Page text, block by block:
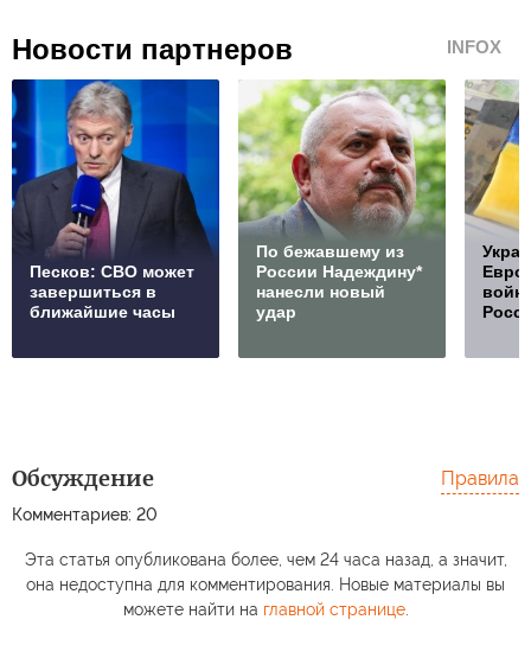
Новости партнеров INFOX
Песков: СВО может
завершиться в
ближайшие часы
По бежавшему из
России Надеждину*
нанесли новый
удар
Обсуждение
Комментариев: 20
Правила
Эта статья опубликована более, чем 24 часа назад, а значит,
она недоступна для комментирования. Новые материалы вы
можете найти на главной странице.